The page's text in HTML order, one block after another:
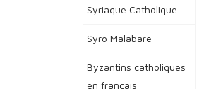
Syriaque Catholique
Syro Malabare
Byzantins catholiques
en français